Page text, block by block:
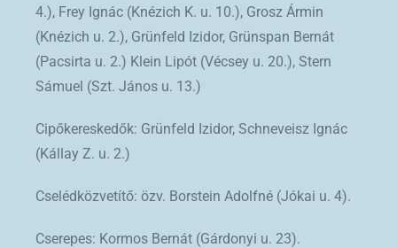
4.), Frey Ignác (Knézich K. u. 10.), Grosz Ármin
(Knézich u. 2.), Grünfeld Izidor, Grünspan Bernát
(Pacsirta u. 2.) Klein Lipót (Vécsey u. 20.), Stern
Sámuel (Szt. János u. 13.)
Cipőkereskedők: Grünfeld Izidor, Schneveisz Ignác
(Kállay Z. u. 2.)
Cselédközvetítő: özv. Borstein Adolfné (Jókai u. 4).
Cserepes: Kormos Bernát (Gárdonyi u. 23).